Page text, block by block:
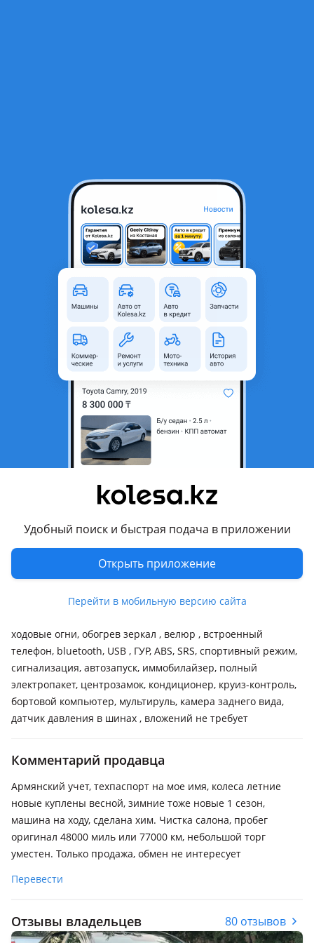
Удобный поиск и быстрая подача в приложении
Открыть приложение
Перейти в мобильную версию сайта
Hyundai Sonata 2016 года
Объявление находится в архиве и может быть
Актобе, Актюбинская
2014 - 2017 7 поколение (LF)
Седан
Объем двигателя, л
Пробег
Автомат
Руль
Слева
Цвет
Растаможен в Казахстане
Нет
ходовые огни, обогрев зеркал , велюр , встроенный
телефон, bluetooth, USB , ГУР, ABS, SRS, спортивный режим,
сигнализация, автозапуск, иммобилайзер, полный
электропакет, центрозамок, кондиционер, круиз-контроль,
бортовой компьютер, мультируль, камера заднего вида,
датчик давления в шинах , вложений не требует
Комментарий продавца
Армянский учет, техпаспорт на мое имя, колеса летние
новые куплены весной, зимние тоже новые 1 сезон,
машина на ходу, сделана хим. Чистка салона, пробег
оригинал 48000 миль или 77000 км, небольшой торг
уместен. Только продажа, обмен не интересует
Перевести
Отзывы владельцев 80 отзывов